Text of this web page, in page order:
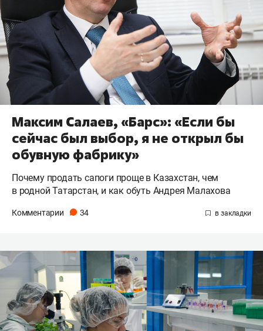
Максим Салаев, «Барс»: «Если бы
сейчас был выбор, я не открыл бы
обувную фабрику»
Почему продать сапоги проще в Казахстан, чем
в родной Татарстан, и как обуть Андрея Малахова
Комментарии 34